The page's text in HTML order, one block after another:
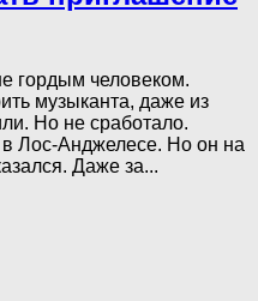
гордым человеком.
музыканта, даже из
Но не сработало.
в Лос-Анджелесе. Но он на
Даже за...